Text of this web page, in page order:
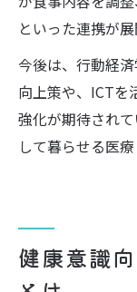
といった連携が展
今後は、行動経
向上策や、ICTを
強化が期待され
して暮らせる医
健康意識